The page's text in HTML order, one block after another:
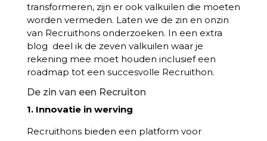
transformeren, zijn er ook valkuilen die moeten
worden vermeden. Laten we de zin en onzin
van Recruithons onderzoeken. In een extra
blog deel ik de zeven valkuilen waar je
rekening mee moet houden inclusief een
roadmap tot een succesvolle Recruithon.
De zin van een Recruiton
1. Innovatie in werving
Recruithons bieden een platform voor